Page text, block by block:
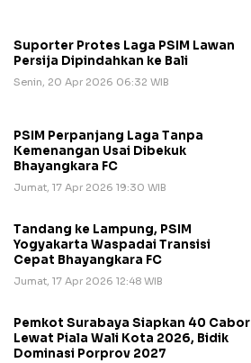
Suporter Protes Laga PSIM Lawan
Persija Dipindahkan ke Bali
Senin, 20 Apr 2026 06:32 WIB
PSIM Perpanjang Laga Tanpa
Kemenangan Usai Dibekuk
Bhayangkara FC
Jumat, 17 Apr 2026 19:30 WIB
Tandang ke Lampung, PSIM
Yogyakarta Waspadai Transisi
Cepat Bhayangkara FC
Jumat, 17 Apr 2026 12:48 WIB
Pemkot Surabaya Siapkan 40 Cabor
Lewat Piala Wali Kota 2026, Bidik
Dominasi Porprov 2027